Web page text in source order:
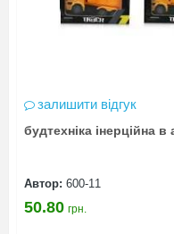
залишити відгук
будтехніка інерційна
Автор: 600-11
50.80 грн.